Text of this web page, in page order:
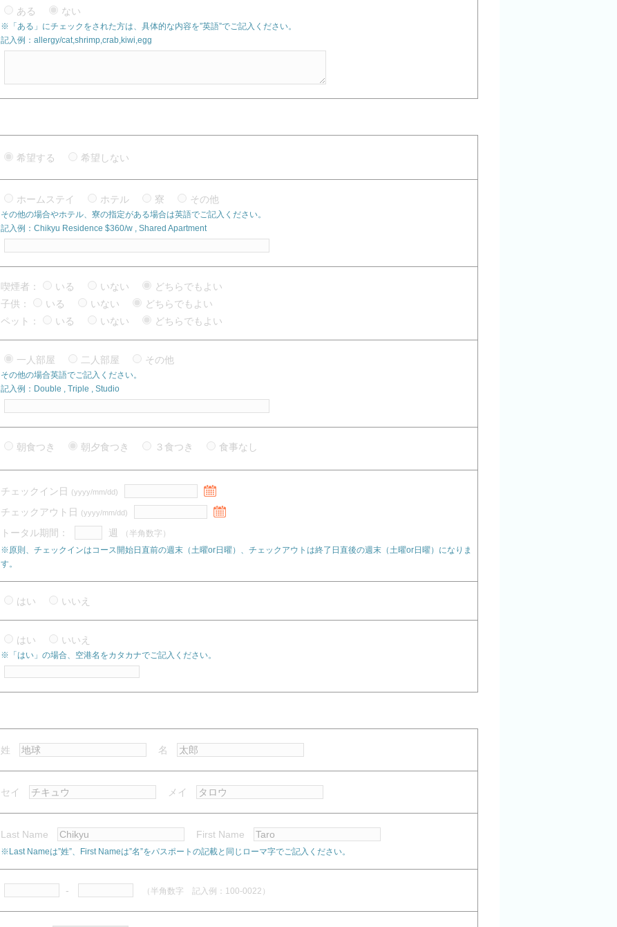
ある
ない
※「ある」にチェックをされた方は、具体的な内容を”英語”でご記入ください。
記入例：allergy/cat,shrimp,crab,kiwi,egg
希望する 希望しない
ホームステイ ホテル 寮 その他
その他の場合やホテル、寮の指定がある場合は英語でご記入ください。
記入例：Chikyu Residence $360/w , Shared Apartment
喫煙者： いる いない
どちらでもよい
子供：
いる いない
どちらでもよい
ペット：
いる いない どちらでもよい
一人部屋 二人部屋 その他
その他の場合英語でご記入ください。
記入例：Double , Triple , Studio
朝食つき 朝夕食つき ３食つき 食事なし
チェックイン日 (yyyy/mm/dd)
チェックアウト日 (yyyy/mm/dd)
トータル期間： 週
（半角数字）
※原則、チェックインはコース開始日直前の週末（土曜or日曜）、チェックアウトは終了日直後の週末（土曜or日曜）になりま
す。
はい いいえ
はい いいえ
※「はい」の場合、空港名をカタカナでご記入ください。
姓 名
セイ メイ
Last Name First Name
※Last Nameは”姓”、First Nameは”名”をパスポートの記載と同じローマ字でご記入ください。
- （半角数字 記入例：100-0022）